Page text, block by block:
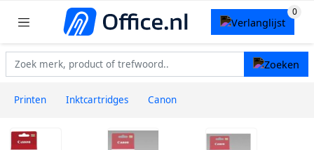
Printen Inktcartridges Canon